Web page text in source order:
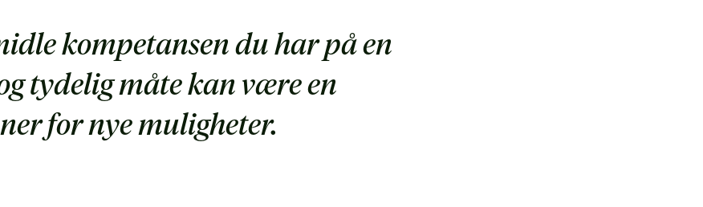
kompetansen du har på en
tydelig måte kan være en
for nye muligheter.